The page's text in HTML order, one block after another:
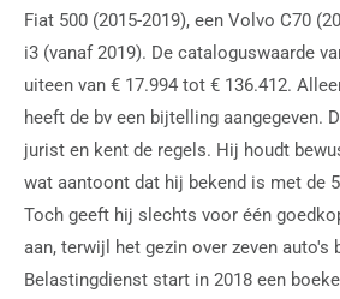
Fiat 500 (2015-2019), een Volvo C70
i3 (vanaf 2019). De cataloguswaarde
uiteen van € 17.994 tot € 136.412.
heeft de bv een bijtelling aangegeven.
jurist en kent de regels. Hij houdt
wat aantoont dat hij bekend is met de
Toch geeft hij slechts voor één
aan, terwijl het gezin over zeven auto's
Belastingdienst start in 2018 een